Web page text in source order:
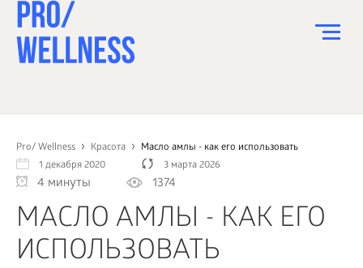
Pro/ Wellness Красота
Масло амлы - как его использовать
1 декабря 2020
3 марта 2026
4 минуты 1374
МАСЛО АМЛЫ - КАК ЕГО
ИСПОЛЬЗОВАТЬ
СПОРТ
ЗДОРОВЬЕ
КРАСОТА
ПСИХОЛОГИЯ